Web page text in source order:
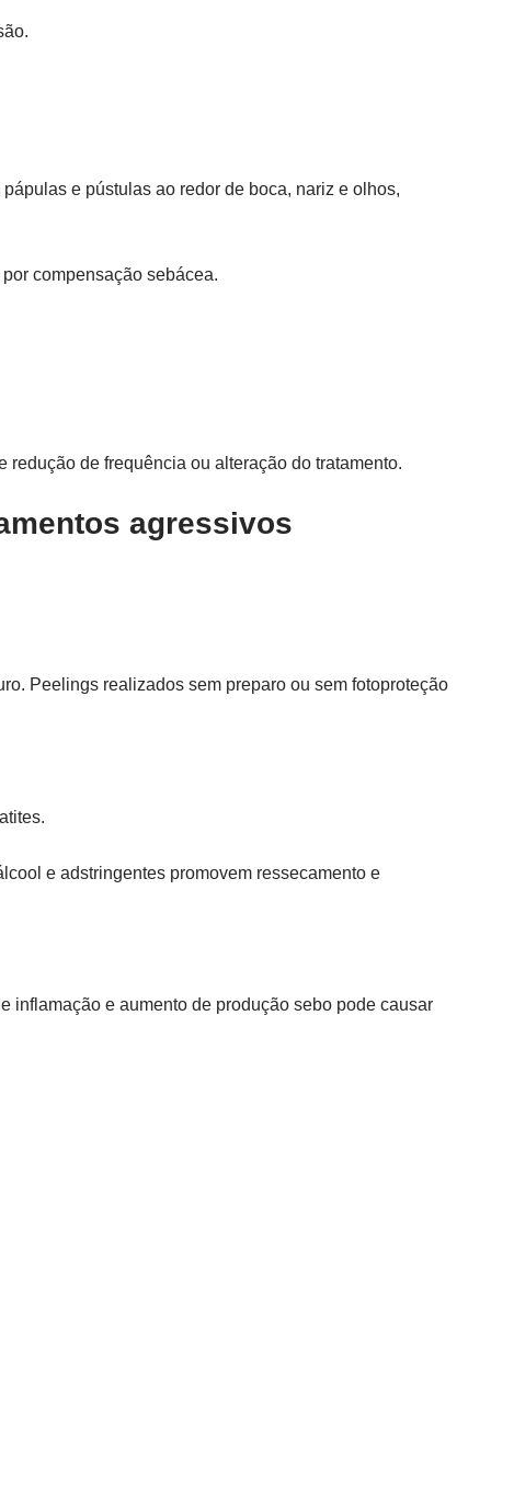
e pústulas ao redor de boca, nariz e olhos,
compensação sebácea.
de frequência ou alteração do tratamento.
agressivos
Peelings realizados sem preparo ou sem fotoproteção
e adstringentes promovem ressecamento e
inflamação e aumento de produção sebo pode causar